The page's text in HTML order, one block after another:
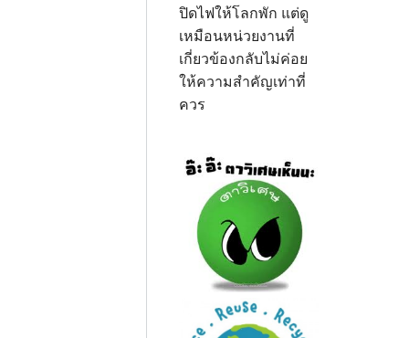
ปิดไฟให้โลกพัก แต่ดู
เหมือนหน่วยงานที่
เกี่ยวข้องกลับไม่ค่อย
ให้ความสำคัญเท่าที่
ควร